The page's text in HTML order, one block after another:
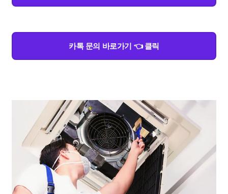
카톡 문의 바로가기 👈 클릭